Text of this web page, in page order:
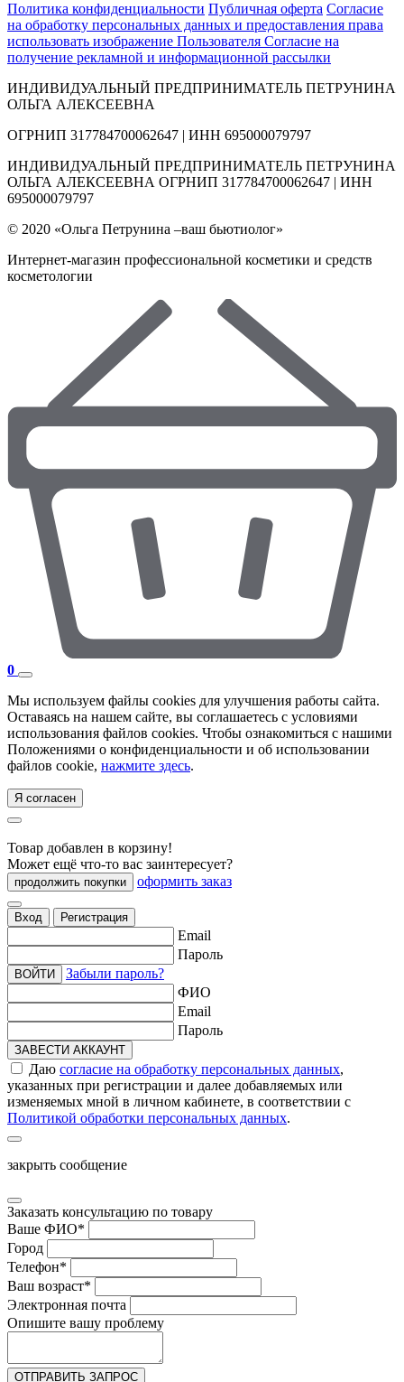
Политика конфиденциальности Публичная оферта Согласие
на обработку персональных данных и предоставления права
использовать изображение Пользователя Согласие на
получение рекламной и информационной рассылки
ИНДИВИДУАЛЬНЫЙ ПРЕДПРИНИМАТЕЛЬ ПЕТРУНИНА
ОЛЬГА АЛЕКСЕЕВНА
ОГРНИП 317784700062647 | ИНН 695000079797
ИНДИВИДУАЛЬНЫЙ ПРЕДПРИНИМАТЕЛЬ ПЕТРУНИНА
ОЛЬГА АЛЕКСЕЕВНА ОГРНИП 317784700062647 | ИНН
695000079797
© 2020 «Ольга Петрунина –ваш бьютиолог»
Интернет-магазин профессиональной косметики и средств
косметологии
0
Мы используем файлы cookies для улучшения работы сайта.
Оставаясь на нашем сайте, вы соглашаетесь с условиями
использования файлов cookies. Чтобы ознакомиться с нашими
Положениями о конфиденциальности и об использовании
файлов cookie, нажмите здесь.
Я согласен
Товар добавлен в корзину!
Может ещё что-то вас заинтересует?
продолжить покупки оформить заказ
Вход Регистрация
Email
Пароль
ВОЙТИ
Забыли пароль?
ФИО
Email
Пароль
ЗАВЕСТИ АККАУНТ
Даю согласие на обработку персональных данных,
указанных при регистрации и далее добавляемых или
изменяемых мной в личном кабинете, в соответствии с
Политикой обработки персональных данных.
закрыть сообщение
Заказать консультацию по товару
Ваше ФИО*
Город
Телефон*
Ваш возраст*
Электронная почта
Опишите вашу проблему
ОТПРАВИТЬ ЗАПРОС